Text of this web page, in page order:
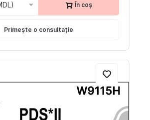
În coș
Primește o consultație